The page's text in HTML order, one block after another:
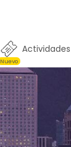
Actividades
Nuevo